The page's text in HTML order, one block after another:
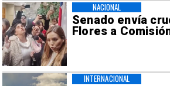
Senado envía
Flores a
NACIONAL
INTERNACIONAL